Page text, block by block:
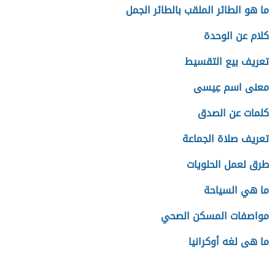
ما هو الطائر الملقب بالطائر الجمل
كلام عن الوحدة
تعريف بيع التقسيط
معنى اسم عِيسى
كلمات عن الصدق
تعريف صلاة الجماعة
طرق لعمل الحلويات
ما هي السياحة
مواصفات المسكن الصحي
ما هى لغه أوكرانيا